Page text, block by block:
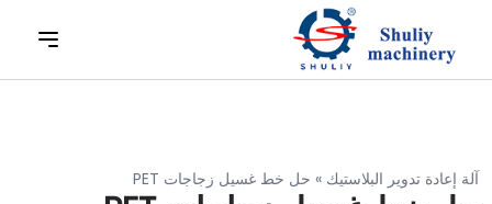
آلة إعادة تدوير البلاستيك » حل خط غسيل زجاجات PET